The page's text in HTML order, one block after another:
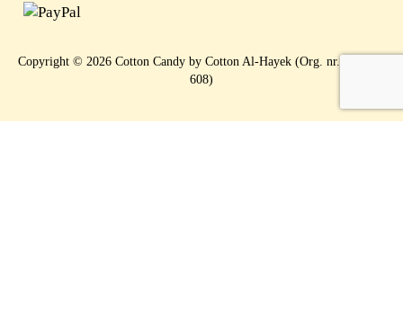
Copyright © 2026 Cotton Candy by Cotton Al-Hayek (Org. nr. 919 397
608)